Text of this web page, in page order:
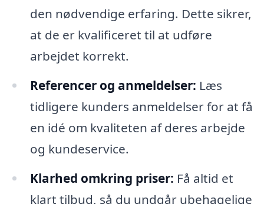
den nødvendige erfaring. Dette sikrer,
at de er kvalificeret til at udføre
arbejdet korrekt.
Referencer og anmeldelser: Læs
tidligere kunders anmeldelser for at få
en idé om kvaliteten af deres arbejde
og kundeservice.
Klarhed omkring priser: Få altid et
klart tilbud, så du undgår ubehagelige